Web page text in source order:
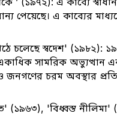
পেয়েছে। এ কাব্যের
চলেছে স্বদেশ' (১৯৮২):
সামরিক অভ্যুত্থান
জনগণের চরম অবস্থার
(১৯৬৩), 'বিধ্বস্ত নীলিমা'